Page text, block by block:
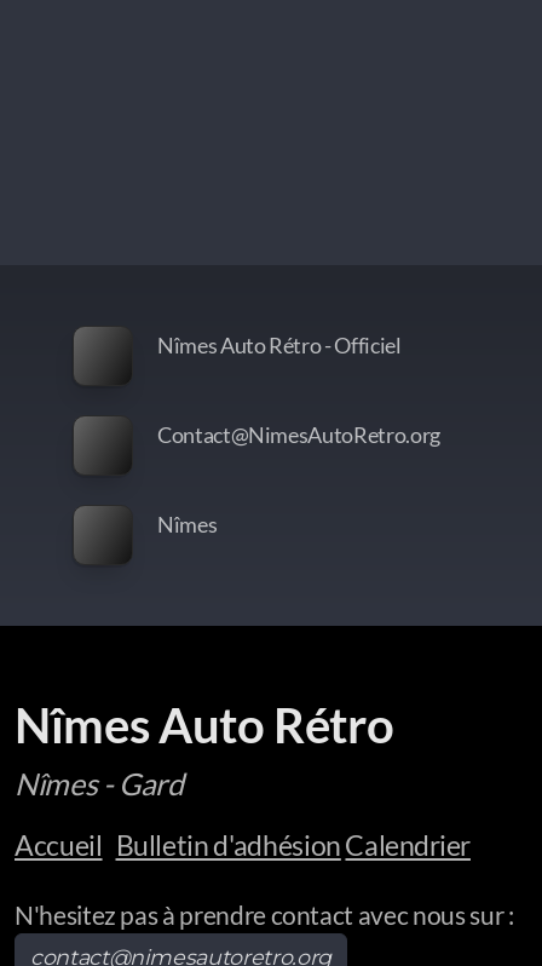
Nîmes Auto Rétro - Officiel
Contact@NimesAutoRetro.org
Nîmes
Nîmes Auto Rétro
Nîmes - Gard
Accueil Bulletin d'adhésionCalendrier
N'hesitez pas à prendre contact avec nous sur :
contact@nimesautoretro.org